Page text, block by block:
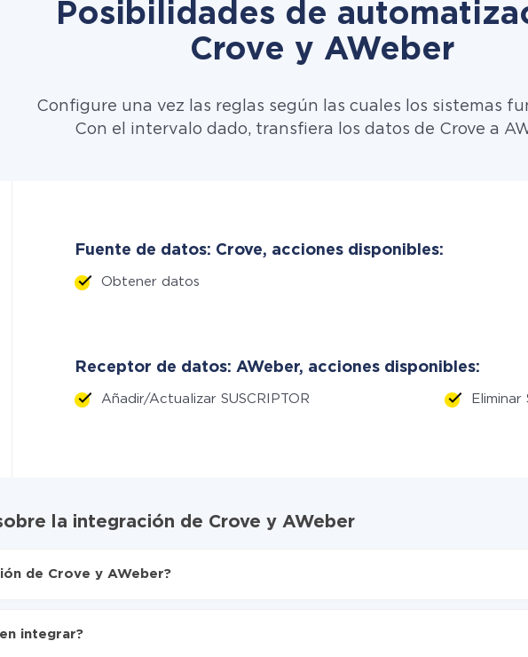
Posibilidades de
Crove y AWeber
Configure una vez las reglas según las cuales los sistemas
Con el intervalo dado, transfiera los datos de Crove a
Fuente de datos: Crove, acciones disponibles:
Obtener datos
Receptor de datos: AWeber, acciones disponibles:
Añadir/Actualizar SUSCRIPTOR Eliminar
la integración de Crove y AWeber
de Crove y AWeber?
integrar?